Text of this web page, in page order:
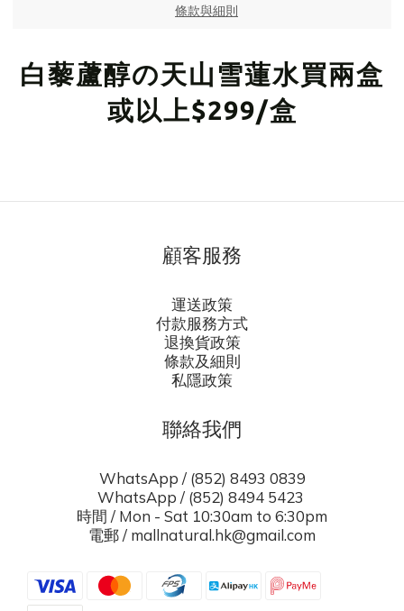
條款與細則
白藜蘆醇の天山雪蓮水買兩盒
或以上$299/盒
顧客服務
運送政策
付款服務方式
退換貨政策
條款及細則
私隱政策
聯絡我們
WhatsApp / (852) 8493 0839
WhatsApp / (852) 8494 5423
時間 / Mon - Sat 10:30am to 6:30pm
電郵 / mallnatural.hk@gmail.com